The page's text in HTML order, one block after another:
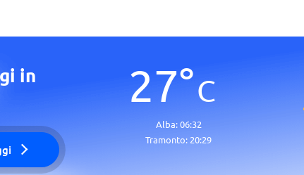
in
27°C
Alba:06:32
Tramonto: 20:29